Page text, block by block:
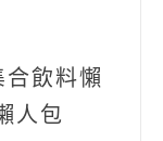
飲料懶
人包